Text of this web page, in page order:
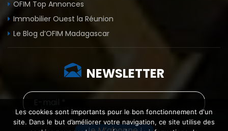
OFIM Top Annonces
Immobilier Ouest la Réunion
Le Blog d’OFIM Madagascar
NEWSLETTER
Les cookies sont importants pour le bon fonctionnement d'un
site. Dans le but d’améliorer votre navigation, ce site utilise des